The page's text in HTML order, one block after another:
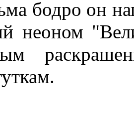
бодро он
неоном